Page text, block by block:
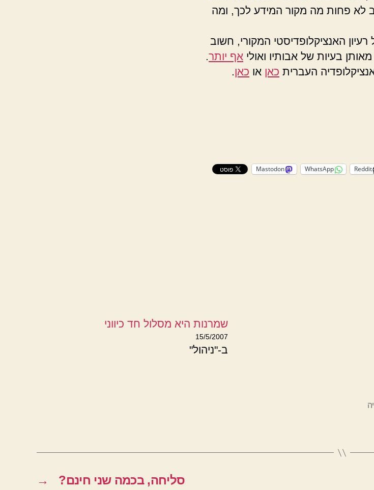
לא פחות מה מקור המידע לכך, ומה
האנציקלופדיסטי המקורי, חשוב
בעיות של אבותיו ואולי אף יותר
העברית כאן או כאן
Reddit
WhatsApp
Mastodon
שמרנות היא מסלול חד כיווני
15/5/2007
ב-"ניהול"
→ סליחה, בכמה שני חינם?